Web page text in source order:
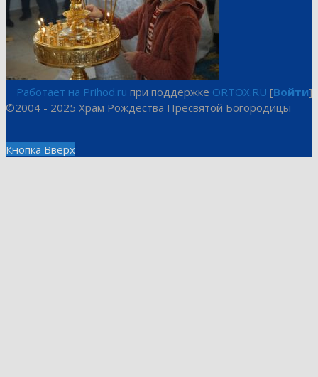
Работает на Prihod.ru при поддержке ORTOX.RU [Войти]
©2004 - 2025 Храм Рождества Пресвятой Богородицы
Кнопка Вверх